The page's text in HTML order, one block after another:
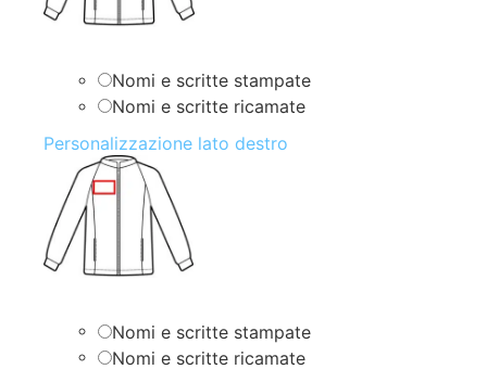
Nomi e scritte stampate
Nomi e scritte ricamate
Personalizzazione lato destro
Nomi e scritte stampate
Nomi e scritte ricamate